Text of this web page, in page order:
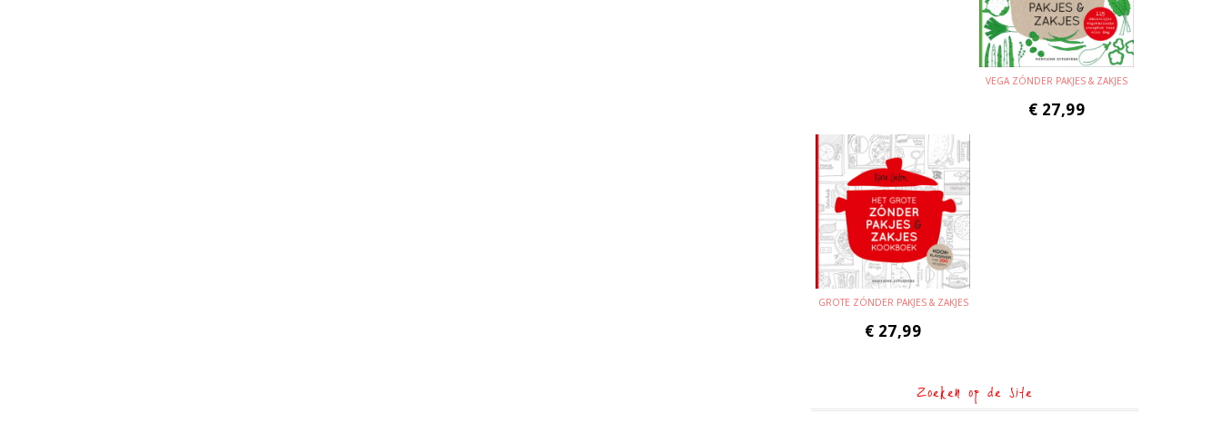
VEGA ZÓNDER PAKJES & ZAKJES
€ 27,99
GROTE ZÓNDER PAKJES & ZAKJES
€ 27,99
Zoeken op de site